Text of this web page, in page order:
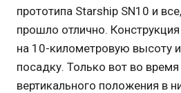
прототипа Starship SN10 и
прошло отлично.
на 10-километровую высоту
посадку. Только вот во время
вертикального положения в